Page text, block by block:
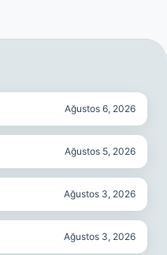
Ağustos 6, 2026
Ağustos 5, 2026
Ağustos 3, 2026
Ağustos 3, 2026